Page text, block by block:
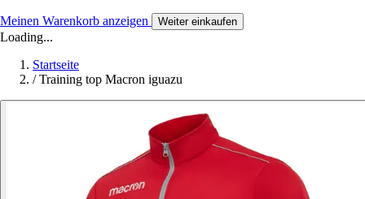
Meinen Warenkorb anzeigen Weiter einkaufen
Loading...
Startseite
/ Training top Macron iguazu